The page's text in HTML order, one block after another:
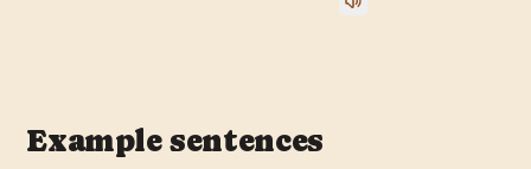
Example sentences